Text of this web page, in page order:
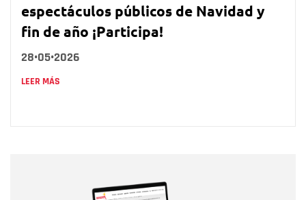
espectáculos públicos de Navidad y
fin de año ¡Participa!
28•05•2026
LEER MÁS